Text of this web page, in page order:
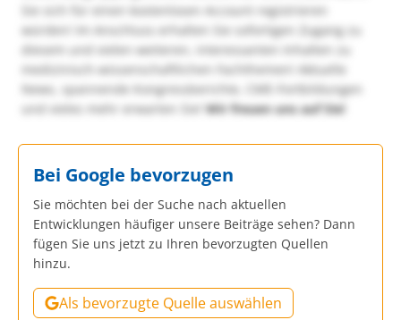
Sie sich für einen kostenlosen Account registrieren
würden! Im Anschluss erhalten Sie sofortigen Zugang zu
diesem und vielen weiteren, interessanten Inhalten zu
medizinisch-wissenschaftlichen Fachthemen! Aktuelle
News, spannende Kongressberichte, CME-Fortbildungen
und vieles mehr erwarten Sie!Wir freuen uns auf Sie!
Bei Google bevorzugen
Sie möchten bei der Suche nach aktuellen
Entwicklungen häufiger unsere Beiträge sehen? Dann
fügen Sie uns jetzt zu Ihren bevorzugten Quellen
hinzu.
Als bevorzugte Quelle auswählen